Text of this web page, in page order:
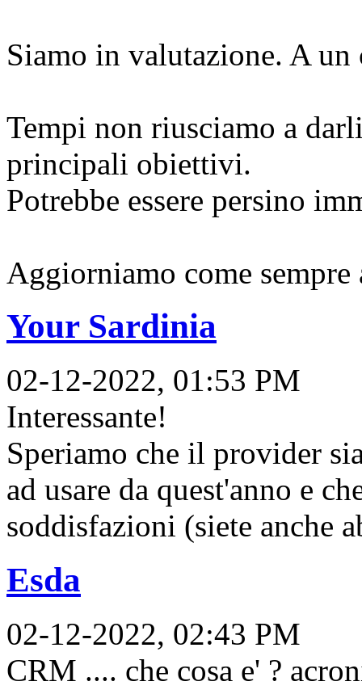
Siamo in valutazione. A
Tempi non riusciamo a
principali obiettivi.
Potrebbe essere persino
Aggiorniamo come sempre
Your Sardinia
02-12-2022, 01:53 PM
Interessante!
Speriamo che il provider
ad usare da quest'anno e
soddisfazioni (siete anche
Esda
02-12-2022, 02:43 PM
CRM .... che cosa e' ?